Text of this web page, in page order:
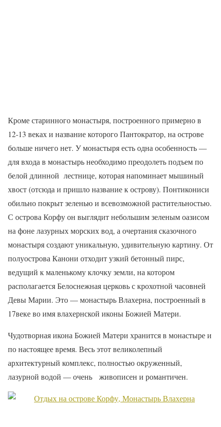
Кроме старинного монастыря, построенного примерно в
12-13 веках и название которого Пантократор, на острове
больше ничего нет. У монастыря есть одна особенность —
для входа в монастырь необходимо преодолеть подъем по
белой длинной лестнице, которая напоминает мышиный
хвост (отсюда и пришло название к острову). Понтикониси
обильно покрыт зеленью и всевозможной растительностью.
С острова Корфу он выглядит небольшим зеленым оазисом
на фоне лазурных морских вод, а очертания сказочного
монастыря создают уникальную, удивительную картину. От
полуострова Канони отходит узкий бетонный пирс,
ведущий к маленькому клочку земли, на котором
располагается Белоснежная церковь с крохотной часовней
Девы Марии. Это — монастырь Влахерна, построенный в
17веке во имя влахернской иконы Божией Матери.
Чудотворная икона Божией Матери хранится в монастыре и
по настоящее время. Весь этот великолепный
архитектурный комплекс, полностью окруженный,
лазурной водой — очень
живописен и романтичен.